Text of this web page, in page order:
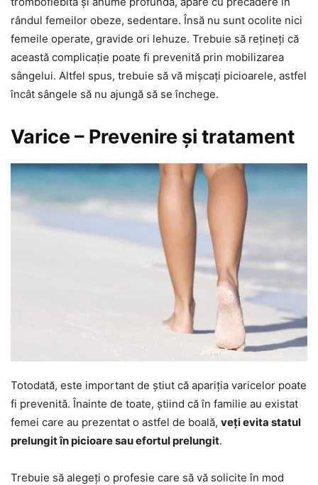
rândul femeilor obeze, sedentare. Însă nu sunt ocolite nici
femeile operate, gravide ori lehuze. Trebuie să rețineți că
această complicație poate fi prevenită prin mobilizarea
sângelui. Altfel spus, trebuie să vă mișcați picioarele, astfel
încât sângele să nu ajungă să se închege.
Varice – Prevenire și tratament
Totodată, este important de știut că apariția varicelor poate
fi prevenită. Înainte de toate, știind că în familie au existat
femei care au prezentat o astfel de boală, veți evita statul
prelungit în picioare sau efortul prelungit.
Trebuie să alegeți o profesie care să vă solicite în mod